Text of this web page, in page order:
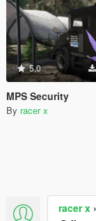
5.0
MPS Security
By racer x
racer x